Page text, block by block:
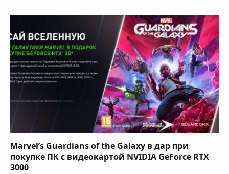
Marvel’s Guardians of the Galaxy в дар при
покупке ПК с видеокартой NVIDIA GeForce RTX
3000